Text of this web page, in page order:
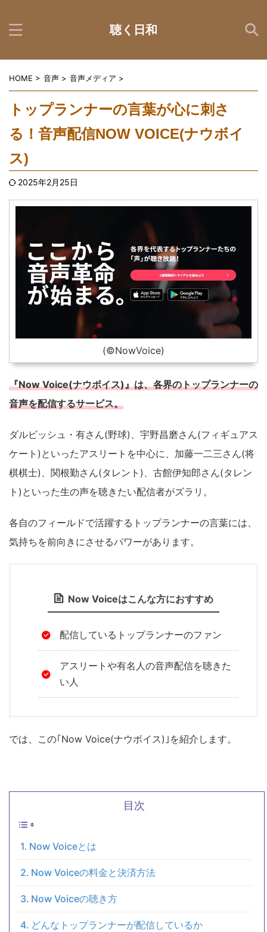
聴く日和
HOME > 音声 > 音声メディア >
トップランナーの言葉が心に刺さ
る！音声配信NOW VOICE(ナウボイ
ス)
2025年2月25日
(©️NowVoice)
『Now Voice(ナウボイス)』は、各界のトップランナーの
音声を配信するサービス。
ダルビッシュ・有さん(野球)、宇野昌磨さん(フィギュアス
ケート)といったアスリートを中心に、加藤一二三さん(将
棋棋士)、関根勤さん(タレント)、古館伊知郎さん(タレン
ト)といった生の声を聴きたい配信者がズラリ。
各自のフィールドで活躍するトップランナーの言葉には、
気持ちを前向きにさせるパワーがあります。
Now Voiceはこんな方におすすめ
配信しているトップランナーのファン
アスリートや有名人の音声配信を聴きた
い人
では、この｢Now Voice(ナウボイス)｣を紹介します。
目次
Now Voiceとは
Now Voiceの料金と決済方法
Now Voiceの聴き方
どんなトップランナーが配信しているか